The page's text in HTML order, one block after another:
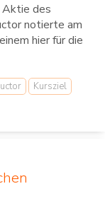
des
notierte am
hier für die
Kursziel